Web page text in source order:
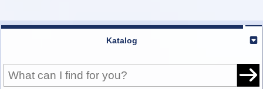
Katalog